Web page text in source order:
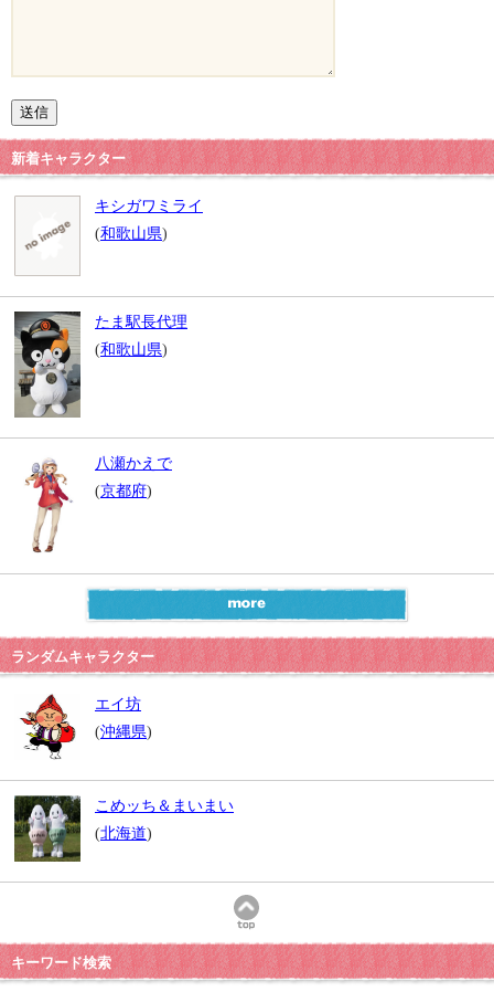
新着キャラクター
キシガワミライ
(和歌山県)
たま駅長代理
(和歌山県)
八瀬かえで
(京都府)
ランダムキャラクター
エイ坊
(沖縄県)
こめッち＆まいまい
(北海道)
キーワード検索